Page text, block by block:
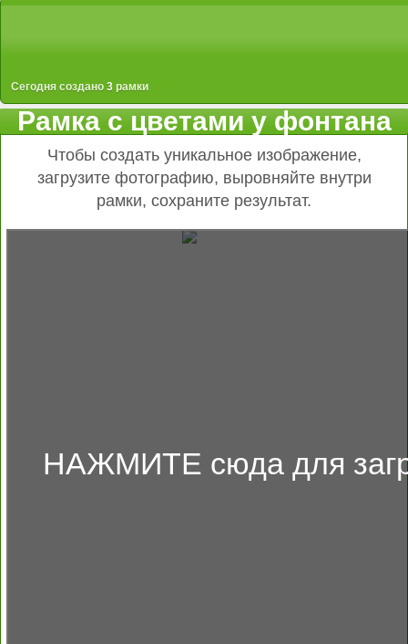
Сегодня создано 3 рамки
Рамка с цветами у фонтана
Чтобы создать уникальное изображение,
загрузите фотографию, выровняйте внутри
рамки, сохраните результат.
НАЖМИТЕ сюда для